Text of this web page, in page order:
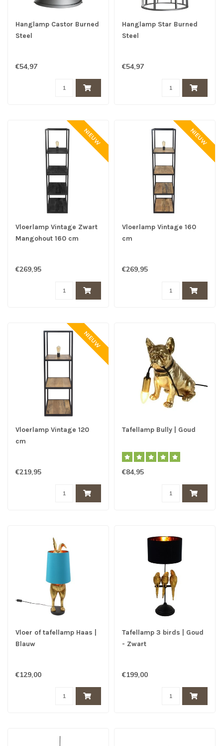
Hanglamp Castor Burned
Steel
€54,97
Hanglamp Star Burned
Steel
€54,97
NIEUW
Vloerlamp Vintage Zwart
Mangohout 160 cm
€269,95
NIEUW
Vloerlamp Vintage 160
cm
€269,95
NIEUW
Vloerlamp Vintage 120
cm
€219,95
Tafellamp Bully | Goud
€84,95
Vloer of tafellamp Haas |
Blauw
€129,00
Tafellamp 3 birds | Goud
- Zwart
€199,00